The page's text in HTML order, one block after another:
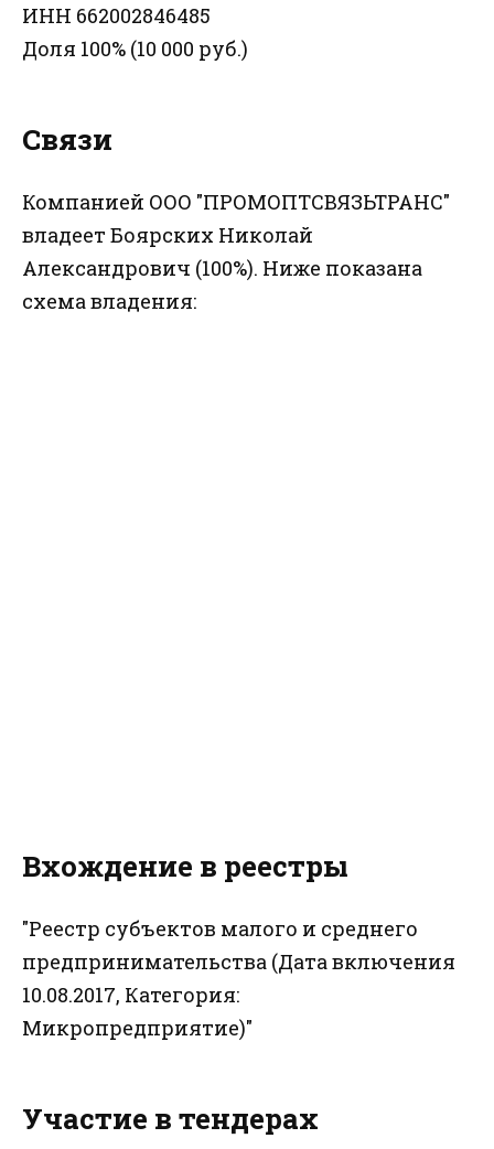
ИНН 662002846485
Доля 100% (10 000 руб.)
Связи
Компанией ООО "ПРОМОПТСВЯЗЬТРАНС"
владеет Боярских Николай
Александрович (100%). Ниже показана
схема владения:
Вхождение в реестры
"Реестр субъектов малого и среднего
предпринимательства (Дата включения
10.08.2017, Категория:
Микропредприятие)"
Участие в тендерах